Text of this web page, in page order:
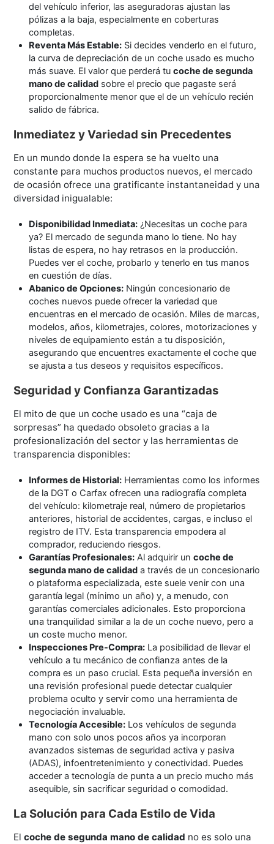
del vehículo inferior, las aseguradoras ajustan las
pólizas a la baja, especialmente en coberturas
completas.
Reventa Más Estable: Si decides venderlo en el futuro,
la curva de depreciación de un coche usado es mucho
más suave. El valor que perderá tucoche de segunda
mano de calidad sobre el precio que pagaste será
proporcionalmente menor que el de un vehículo recién
salido de fábrica.
Inmediatez y Variedad sin Precedentes
En un mundo donde la espera se ha vuelto una
constante para muchos productos nuevos, el mercado
de ocasión ofrece una gratificante instantaneidad y una
diversidad inigualable:
Disponibilidad Inmediata: ¿Necesitas un coche para
ya? El mercado de segunda mano lo tiene. No hay
listas de espera, no hay retrasos en la producción.
Puedes ver el coche, probarlo y tenerlo en tus manos
en cuestión de días.
Abanico de Opciones: Ningún concesionario de
coches nuevos puede ofrecer la variedad que
encuentras en el mercado de ocasión. Miles de marcas,
modelos, años, kilometrajes, colores, motorizaciones y
niveles de equipamiento están a tu disposición,
asegurando que encuentres exactamente el coche que
se ajusta a tus deseos y requisitos específicos.
Seguridad y Confianza Garantizadas
El mito de que un coche usado es una “caja de
sorpresas” ha quedado obsoleto gracias a la
profesionalización del sector y las herramientas de
transparencia disponibles:
Informes de Historial: Herramientas como los informes
de la DGT o Carfax ofrecen una radiografía completa
del vehículo: kilometraje real, número de propietarios
anteriores, historial de accidentes, cargas, e incluso el
registro de ITV. Esta transparencia empodera al
comprador, reduciendo riesgos.
Garantías Profesionales: Al adquirir uncoche de
segunda mano de calidad a través de un concesionario
o plataforma especializada, este suele venir con una
garantía legal (mínimo un año) y, a menudo, con
garantías comerciales adicionales. Esto proporciona
una tranquilidad similar a la de un coche nuevo, pero a
un coste mucho menor.
Inspecciones Pre-Compra: La posibilidad de llevar el
vehículo a tu mecánico de confianza antes de la
compra es un paso crucial. Esta pequeña inversión en
una revisión profesional puede detectar cualquier
problema oculto y servir como una herramienta de
negociación invaluable.
Tecnología Accesible: Los vehículos de segunda
mano con solo unos pocos años ya incorporan
avanzados sistemas de seguridad activa y pasiva
(ADAS), infoentretenimiento y conectividad. Puedes
acceder a tecnología de punta a un precio mucho más
asequible, sin sacrificar seguridad o comodidad.
La Solución para Cada Estilo de Vida
Elcoche de segunda mano de calidad no es solo una